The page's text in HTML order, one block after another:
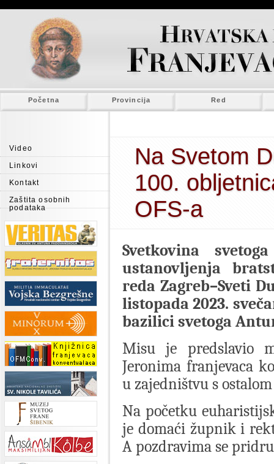
Početna Provincija Red
Video
Linkovi
Kontakt
Zaštita osobnih
podataka
Na Svetom
100.
OFS-a
Svetkovina
ustanovljenja
reda Zagreb–Sveti
listopada 2023.
bazilici svetoga
Misu je predslavio
Jeronima franjevaca
u zajedništvu s
Na početku
je domaći župnik i
A pozdravima se